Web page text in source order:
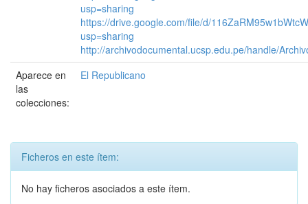
usp=sharing
https://drive.google.com/file/d/
usp=sharing
http://archivodocumental.ucsp.edu.pe/handle/
Aparece en
las
colecciones:
El Republicano
Ficheros en este ítem:
No hay ficheros asociados a este ítem.